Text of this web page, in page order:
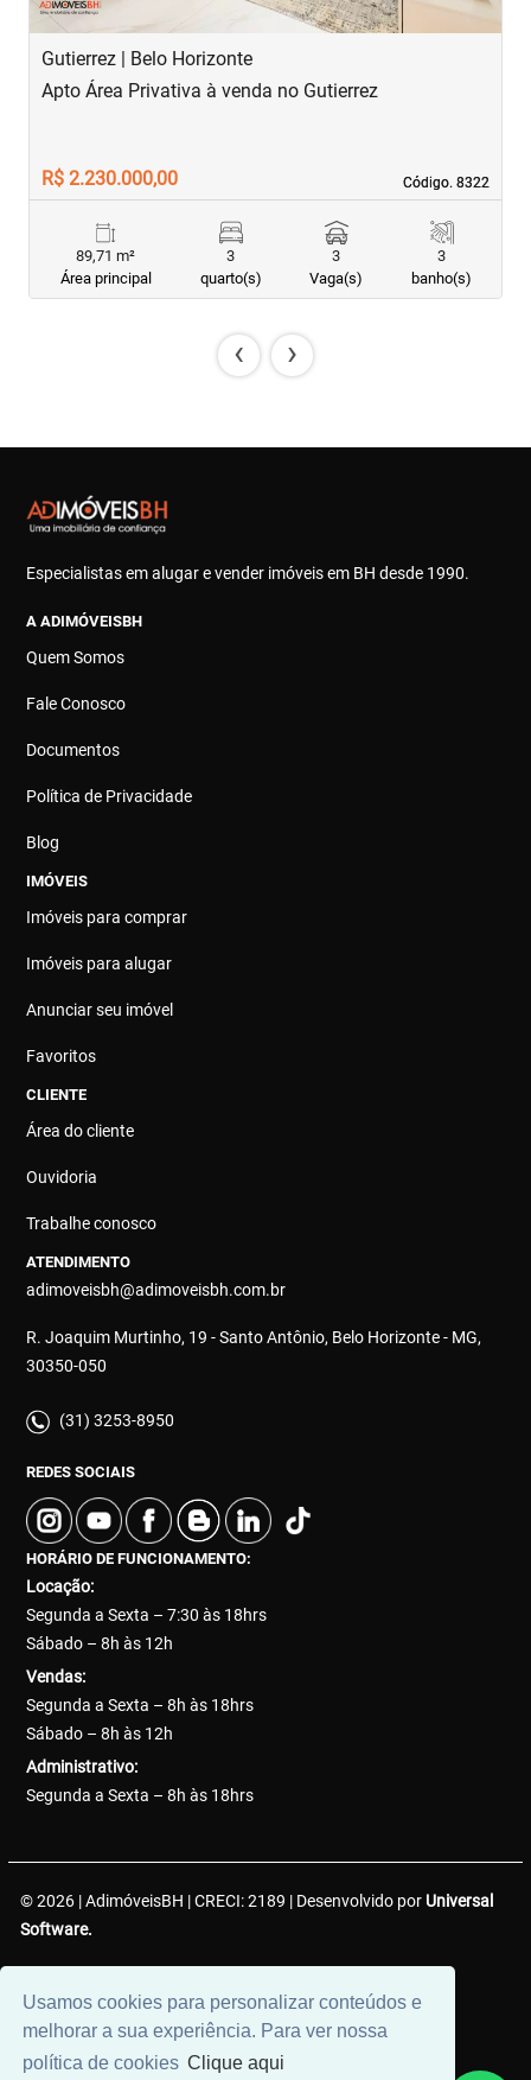
Usamos cookies para personalizar conteúdos e
melhorar a sua experiência. Para ver nossa
política de cookies Clique aqui
Gutierrez | Belo Horizonte
Código. 8322
Código. 8322
Apto Área Privativa à venda no Gutierrez
R$ 2.230.000,00
89,71 m²
Área principal
3
quarto(s)
3
Vaga(s)
3
banho(s)
‹ ›
Especialistas em alugar e vender imóveis em BH desde 1990.
A ADIMÓVEISBH
Quem Somos
Fale Conosco
Documentos
Política de Privacidade
Blog
IMÓVEIS
Imóveis para comprar
Imóveis para alugar
Anunciar seu imóvel
Favoritos
CLIENTE
Área do cliente
Ouvidoria
Trabalhe conosco
ATENDIMENTO
adimoveisbh@adimoveisbh.com.br
R. Joaquim Murtinho, 19 - Santo Antônio, Belo Horizonte - MG,
30350-050
(31) 3253-8950
REDES SOCIAIS
HORÁRIO DE FUNCIONAMENTO:
Locação:
Segunda a Sexta – 7:30 às 18hrs
Sábado – 8h às 12h
Vendas:
Segunda a Sexta – 8h às 18hrs
Sábado – 8h às 12h
Administrativo:
Segunda a Sexta – 8h às 18hrs
© 2026 | AdimóveisBH | CRECI: 2189 | Desenvolvido por Universal
Software.
38.737.425/0001-50